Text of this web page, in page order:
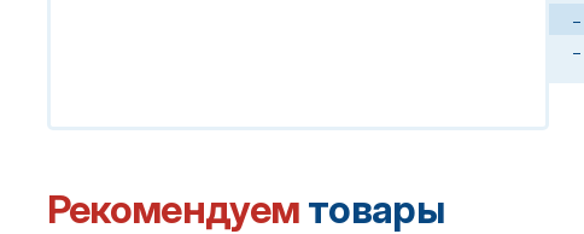
Рекомендуем товары